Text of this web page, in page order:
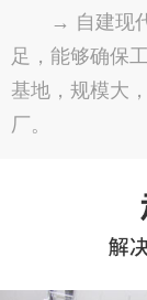
→ 自建现
足，能够确保
基地，规模大
厂。